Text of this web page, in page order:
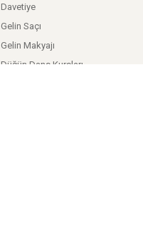
Davetiye
Gelin Saçı
Gelin Makyajı
Düğün Dans Kursları